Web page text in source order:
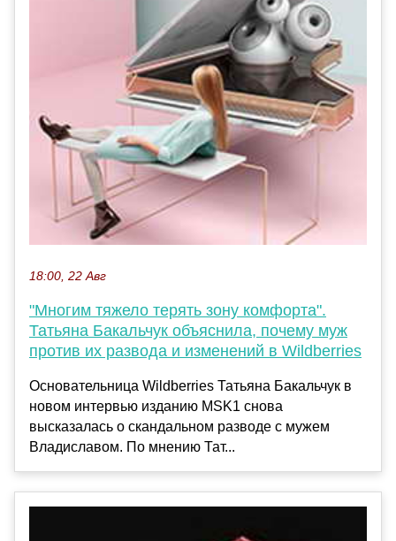
18:00, 22 Авг
"Многим тяжело терять зону комфорта".
Татьяна Бакальчук объяснила, почему муж
против их развода и изменений в Wildberries
Основательница Wildberries Татьяна Бакальчук в
новом интервью изданию MSK1 снова
высказалась о скандальном разводе с мужем
Владиславом. По мнению Тат...